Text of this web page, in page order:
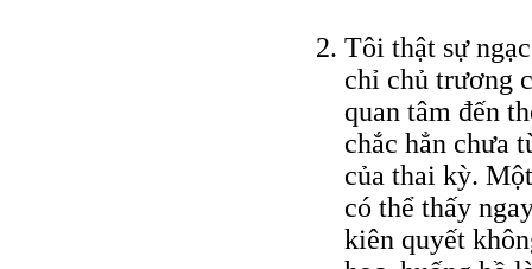
Tôi thật sự
chỉ chủ trương
quan tâm đến
chắc hẳn chưa
của thai kỳ.
có thể thấy
kiên quyết